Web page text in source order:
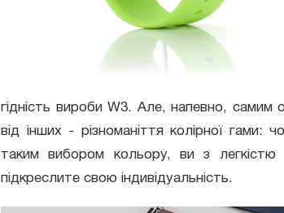
гідність вироби W3. Але, напевно, самим
від інших - різноманіття колірної гами:
таким вибором кольору, ви з
підкреслите свою індивідуальність.